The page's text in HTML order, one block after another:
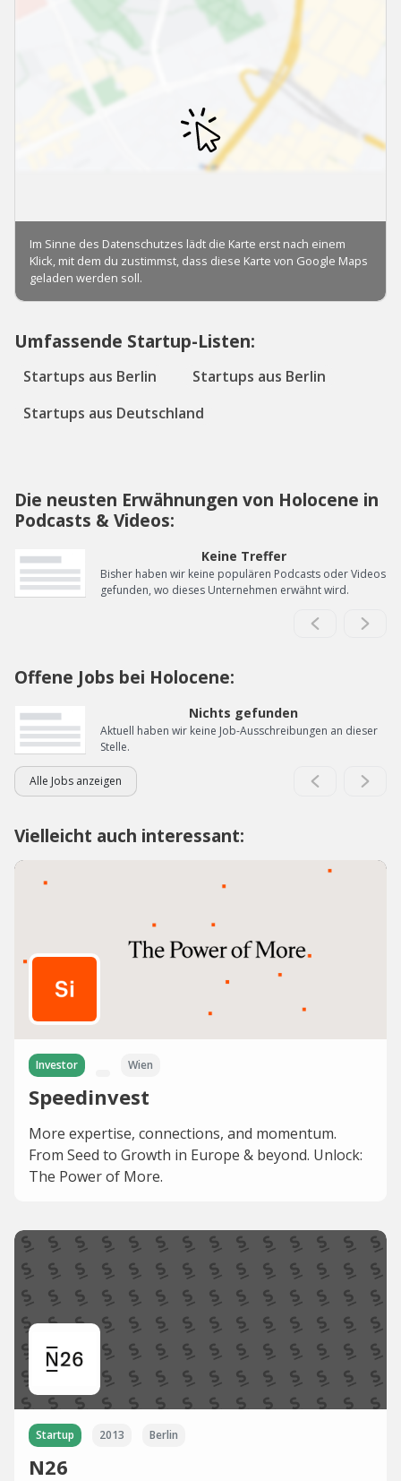
Umfassende Startup-Listen:
Startups aus Berlin
Startups aus Berlin
Startups aus Deutschland
Die neusten Erwähnungen von Holocene in
Podcasts & Videos:
Keine Treffer
Bisher haben wir keine populären Podcasts oder Videos
gefunden, wo dieses Unternehmen erwähnt wird.
Offene Jobs bei Holocene:
Nichts gefunden
Aktuell haben wir keine Job-Ausschreibungen an dieser
Stelle.
Alle Jobs anzeigen
Vielleicht auch interessant:
Investor Wien
Speedinvest
More expertise, connections, and momentum.
From Seed to Growth in Europe & beyond. Unlock:
The Power of More.
Startup 2013 Berlin
N26